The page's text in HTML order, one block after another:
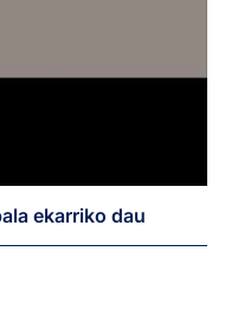
ekarriko dau